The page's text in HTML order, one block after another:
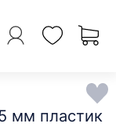
мм пластик